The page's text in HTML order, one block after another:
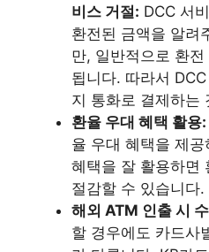
비스 거절: DCC 서
환전된 금액을 알려
만, 일반적으로 환
됩니다. 따라서
지 통화로 결제하는
환율 우대 혜택 활용:
율 우대 혜택을 제
혜택을 잘 활용하면
절감할 수 있습니다.
해외 ATM 인출 시
할 경우에도 카드사